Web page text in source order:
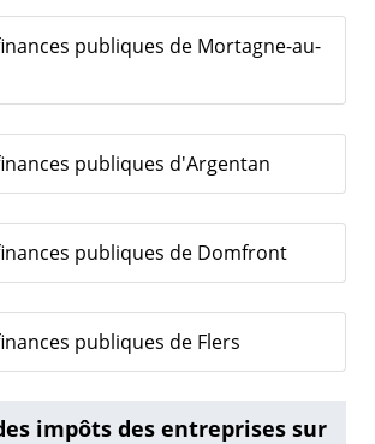
publiques de Mortagne-au-
publiques d'Argentan
publiques de Domfront
publiques de Flers
impôts des entreprises sur